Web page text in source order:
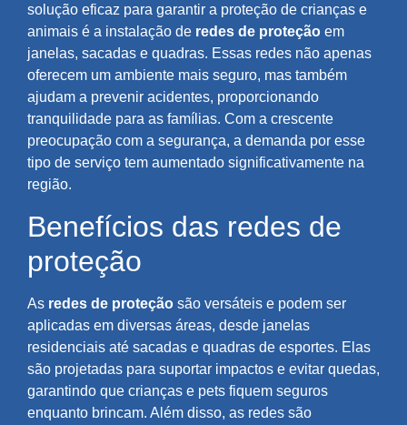
solução eficaz para garantir a proteção de crianças e
animais é a instalação de redes de proteção em
janelas, sacadas e quadras. Essas redes não apenas
oferecem um ambiente mais seguro, mas também
ajudam a prevenir acidentes, proporcionando
tranquilidade para as famílias. Com a crescente
preocupação com a segurança, a demanda por esse
tipo de serviço tem aumentado significativamente na
região.
Benefícios das redes de
proteção
As redes de proteção são versáteis e podem ser
aplicadas em diversas áreas, desde janelas
residenciais até sacadas e quadras de esportes. Elas
são projetadas para suportar impactos e evitar quedas,
garantindo que crianças e pets fiquem seguros
enquanto brincam. Além disso, as redes são